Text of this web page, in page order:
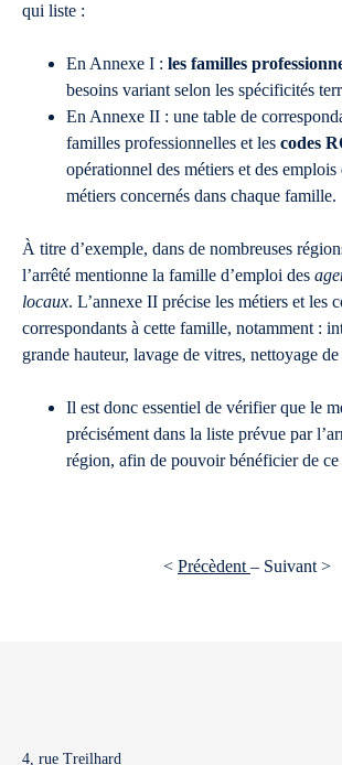
qui liste :
En Annexe I : les familles
besoins variant selon les spécificités
En Annexe II : une table de
familles professionnelles et les codes
opérationnel des métiers et des emplois
métiers concernés dans chaque famille.
À titre d’exemple, dans de nombreuses
l’arrêté mentionne la famille d’emploi des
locaux. L’annexe II précise les métiers et les
correspondants à cette famille, notamment :
grande hauteur, lavage de vitres, nettoyage
Il est donc essentiel de vérifier que le
précisément dans la liste prévue par
région, afin de pouvoir bénéficier de
< Précèdent – Suivant >
4, rue Treilhard